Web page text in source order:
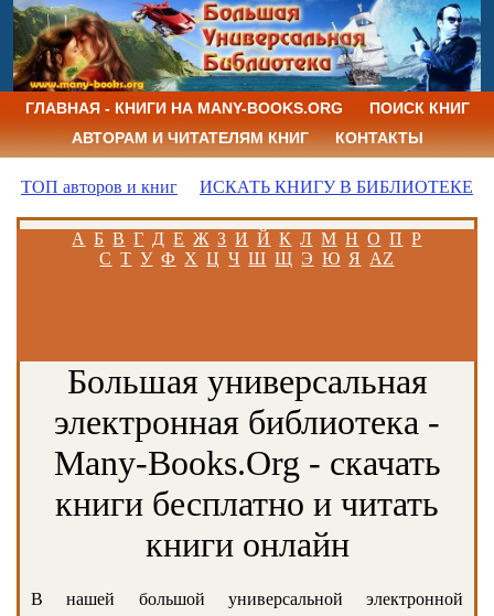
ГЛАВНАЯ - КНИГИ НА MANY-BOOKS.ORG
ПОИСК КНИГ
АВТОРАМ И ЧИТАТЕЛЯМ КНИГ
КОНТАКТЫ
ТОП авторов и книг ИСКАТЬ КНИГУ В БИБЛИОТЕКЕ
А Б В Г Д Е Ж З И Й К Л М Н О П Р
С Т У Ф Х Ц Ч Ш Щ Э Ю Я AZ
Большая универсальная
электронная библиотека -
Many-Books.Org - скачать
книги бесплатно и читать
книги онлайн
В нашей большой универсальной электронной